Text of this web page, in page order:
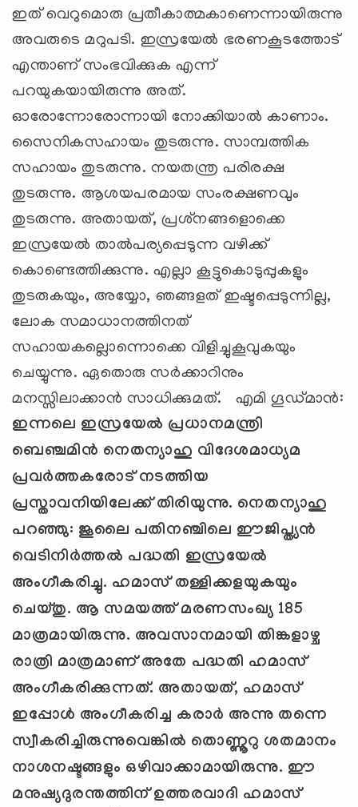
ഇത് വെറുമൊരു പ്രതീകാത്മകാണെന്നായിരുന്നു
അവരുടെ മറുപടി. ഇസ്രയേല്‍ ഭരണകൂടത്തോട്
എന്താണ് സംഭവിക്കുക എന്ന്
പറയുകയായിരുന്നു അത്.
ഓരോന്നോരോന്നായി നോക്കിയാല്‍ കാണാം.
സൈനികസഹായം തുടരുന്നു. സാമ്പത്തിക
സഹായം തുടരുന്നു. നയതന്ത്ര പരിരക്ഷ
തുടരുന്നു. ആശയപരമായ സംരക്ഷണവും
തുടരുന്നു. അതായത്, പ്രശ്‌നങ്ങളൊക്കെ
ഇസ്രയേല്‍ താല്‍പര്യപ്പെടുന്ന വഴിക്ക്
കൊണ്ടെത്തിക്കുന്നു. എല്ലാ കൂട്ടുകൊടുപ്പുകളും
തുടരുകയും, അയ്യോ, ഞങ്ങളത് ഇഷ്ടപ്പെടുന്നില്ല,
ലോക സമാധാനത്തിനത്
സഹായകല്ലൊന്നൊക്കെ വിളിച്ചുകൂവുകയും
ചെയ്യുന്നു. ഏതൊരു സര്‍ക്കാറിനും
മനസ്സിലാക്കാന്‍ സാധിക്കുമത്. എമി ഗൂഡ്മാന്‍:
ഇന്നലെ ഇസ്രയേല്‍ പ്രധാനമന്ത്രി
ബെഞ്ചമിന്‍ നെതന്യാഹു വിദേശമാധ്യമ
പ്രവര്‍ത്തകരോട് നടത്തിയ
പ്രസ്താവനിയിലേക്ക് തിരിയുന്നു. നെതന്യാഹു
പറഞ്ഞു: ജൂലൈ പതിനഞ്ചിലെ ഈജിപ്ത്യന്‍
വെടിനിര്‍ത്തല്‍ പദ്ധതി ഇസ്രയേല്‍
അംഗീകരിച്ചു. ഹമാസ് തള്ളിക്കളയുകയും
ചെയ്തു. ആ സമയത്ത് മരണസംഖ്യ 185
മാത്രമായിരുന്നു. അവസാനമായി തിങ്കളാഴ്ച
രാത്രി മാത്രമാണ് അതേ പദ്ധതി ഹമാസ്
അംഗീകരിക്കുന്നത്. അതായത്, ഹമാസ്
ഇപ്പോള്‍ അംഗീകരിച്ച കരാര്‍ അന്നു തന്നെ
സ്വീകരിച്ചിരുന്നുവെങ്കില്‍ തൊണ്ണൂറു ശതമാനം
നാശനഷ്ടങ്ങളും ഒഴിവാക്കാമായിരുന്നു. ഈ
മനുഷ്യദുരന്തത്തിന് ഉത്തരവാദി ഹമാസ്